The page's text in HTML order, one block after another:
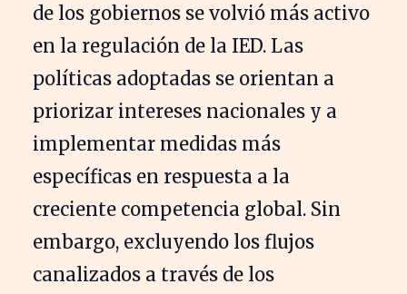
de los gobiernos se volvió más activo
en la regulación de la IED. Las
políticas adoptadas se orientan a
priorizar intereses nacionales y a
implementar medidas más
específicas en respuesta a la
creciente competencia global. Sin
embargo, excluyendo los flujos
canalizados a través de los